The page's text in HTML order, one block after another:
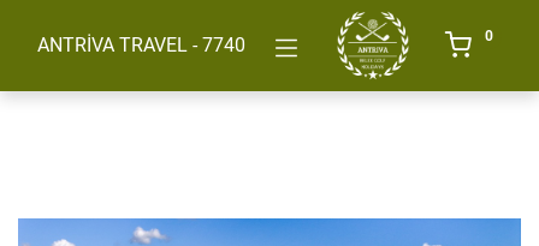
ANTRİVA TRAVEL - 7740 0